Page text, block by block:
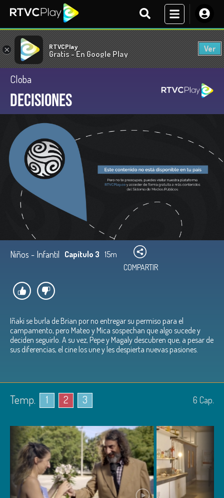
× RTVCPlay
Gratis - En Google Play
Ver
Cloba
Decisiones
Niños - Infantil Capítulo 3 15m
COMPARTIR
Iñaki se burla de Brian por no entregar su permiso para el
campamento, pero Mateo y Mica sospechan que algo sucede y
deciden seguirlo. A su vez, Pepe y Magaly descubren que, a pesar de
sus diferencias, el cine los une y les despierta nuevas pasiones.
Temp. 1 2 3 6 Cap.